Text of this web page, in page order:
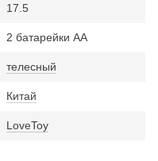
17.5
2 батарейки АА
телесный
Китай
LoveToy